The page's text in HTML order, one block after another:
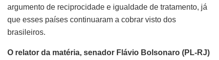
argumento de reciprocidade e igualdade de tratamento, já
que esses países continuaram a cobrar visto dos
brasileiros.
O relator da matéria, senador Flávio Bolsonaro (PL-RJ)